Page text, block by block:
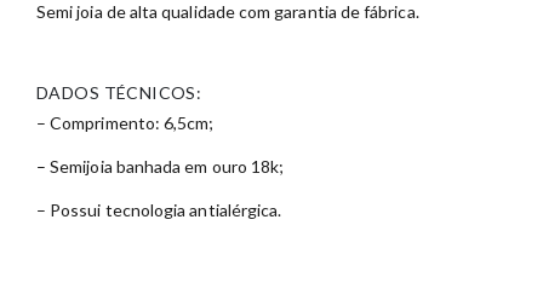
Semi joia de alta qualidade com garantia de fábrica.
DADOS TÉCNICOS:
– Comprimento: 6,5cm;
– Semijoia banhada em ouro 18k;
– Possui tecnologia antialérgica.